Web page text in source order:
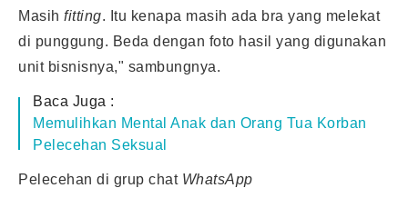
Masih fitting. Itu kenapa masih ada bra yang melekat
di punggung. Beda dengan foto hasil yang digunakan
unit bisnisnya," sambungnya.
Baca Juga :
Memulihkan Mental Anak dan Orang Tua Korban
Pelecehan Seksual
Pelecehan di grup chat WhatsApp